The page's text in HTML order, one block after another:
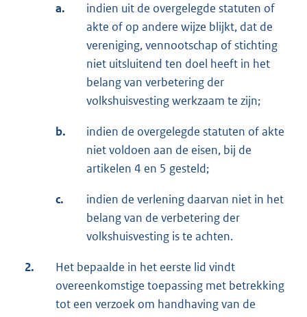
a.
indien uit de overgelegde statuten of
akte of op andere wijze blijkt, dat de
vereniging, vennootschap of stichting
niet uitsluitend ten doel heeft in het
belang van verbetering der
volkshuisvesting werkzaam te zijn;
b.
indien de overgelegde statuten of akte
niet voldoen aan de eisen, bij de
artikelen 4 en 5 gesteld;
c.
indien de verlening daarvan niet in het
belang van de verbetering der
volkshuisvesting is te achten.
2.
Het bepaalde in het eerste lid vindt
overeenkomstige toepassing met betrekking
tot een verzoek om handhaving van de